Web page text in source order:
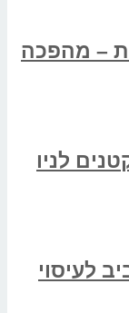
– מהפכה
לניו
לעיסוי